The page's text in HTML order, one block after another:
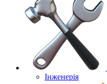
Інженерія